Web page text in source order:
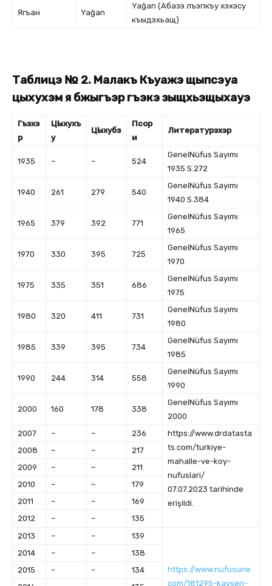
Ягъан Yağan
Yağan (Абазэ лъэпкъу хэхэсу
къыдэхьащ)
Таблицэ № 2. Малакъ Къуажэ щыпсэуа
цӏыхухэм я бжыгъэр гъэкӏэ зыщхьэщыхауэ
Гъэхэ
р
Цӏыхухъ
у
Цӏыхубз
Псор
и
Литературэхэр
1935 – – 524
Geneӏ Nüfus Sayımı
1935 S.272
1940 261 279 540
Geneӏ Nüfus Sayımı
1940 S.384
1965 379 392 771
Geneӏ Nüfus Sayımı
1965
1970 330 395 725
Geneӏ Nüfus Sayımı
1970
1975 335 351 686
Geneӏ Nüfus Sayımı
1975
1980 320 411 731
Geneӏ Nüfus Sayımı
1980
1985 339 395 734
Geneӏ Nüfus Sayımı
1985
1990 244 314 558
Geneӏ Nüfus Sayımı
1990
2000 160 178 338
Geneӏ Nüfus Sayımı
2000
2007
– – 236
https://www.drdatasta
ts.com/turkiye-
mahalle-ve-koy-
nufuslari/
07.07.2023 tarihinde
erişildi.
2008 – –
217
2009
– –
211
2010
– –
179
2011
– –
169
2012
– –
135
2013
– – 139
https://www.nufusune.
com/181295-kayseri-
2014 – –
138
2015
– –
134